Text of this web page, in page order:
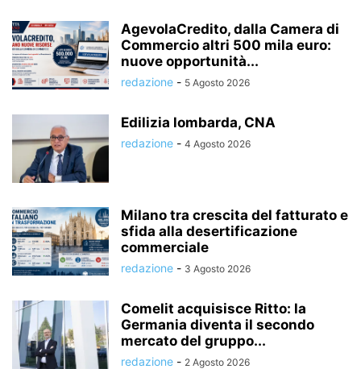
AgevolaCredito, dalla Camera di
Commercio altri 500 mila euro:
nuove opportunità...
redazione - 5 Agosto 2026
Edilizia lombarda, CNA
redazione - 4 Agosto 2026
Milano tra crescita del fatturato e
sfida alla desertificazione
commerciale
redazione - 3 Agosto 2026
Comelit acquisisce Ritto: la
Germania diventa il secondo
mercato del gruppo...
redazione - 2 Agosto 2026